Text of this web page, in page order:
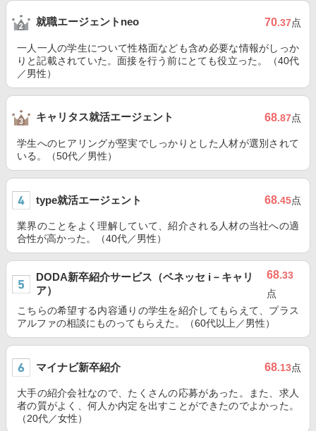
就職エージェントneo 70.37点
一人一人の学生について性格面なども含め必要な情報がしっか
りと記載されていた。面接を行う前にとても役立った。（40代
／男性）
キャリタス就活エージェント 68.87点
学生へのヒアリングが堅実でしっかりとした人材が選別されて
いる。（50代／男性）
type就活エージェント 68.45点
業界のことをよく理解していて、紹介される人材の当社への適
合性が高かった。（40代／男性）
DODA新卒紹介サービス（ベネッセ i－キャリ
ア）
68.33
点
こちらの希望する内容通りの学生を紹介してもらえて、プラス
アルファの相談にものってもらえた。（60代以上／男性）
マイナビ新卒紹介 68.13点
大手の紹介会社なので、たくさんの応募があった。また、求人
者の質がよく、何人か内定を出すことができたのでよかった。
（20代／女性）